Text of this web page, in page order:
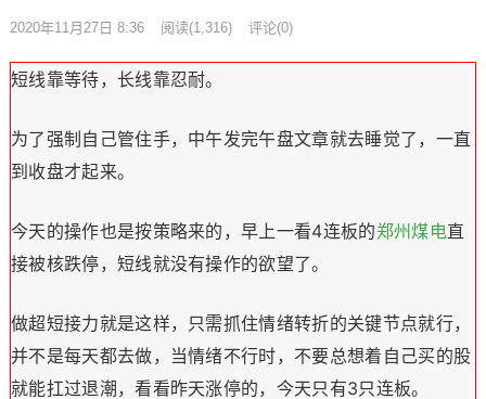
2020年11月27日 8:36 阅读(1,316) 评论(0)
短线靠等待，长线靠忍耐。
为了强制自己管住手，中午发完午盘文章就去睡觉了， 一直
到收盘才起来。
今天的操作也是按策略来的，早上一看4连板的郑州煤电直
接被核跌停，短线就没有操作的欲望了。
做超短接力就是这样，只需抓住情绪转折的关键节点就行，
并不是每天都去做，当情绪不行时，不要总想着自己买的股
就能扛过退潮，看看昨天涨停的，今天只有3只连板。